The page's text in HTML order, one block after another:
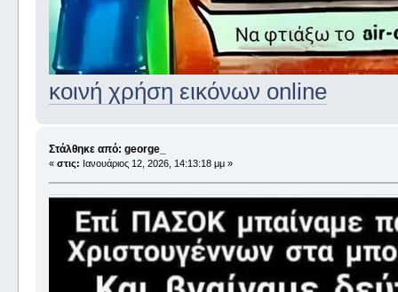
κοινή χρήση εικόνων online
Στάλθηκε από: george_
« στις: Ιανουάριος 12, 2026, 14:13:18 μμ »